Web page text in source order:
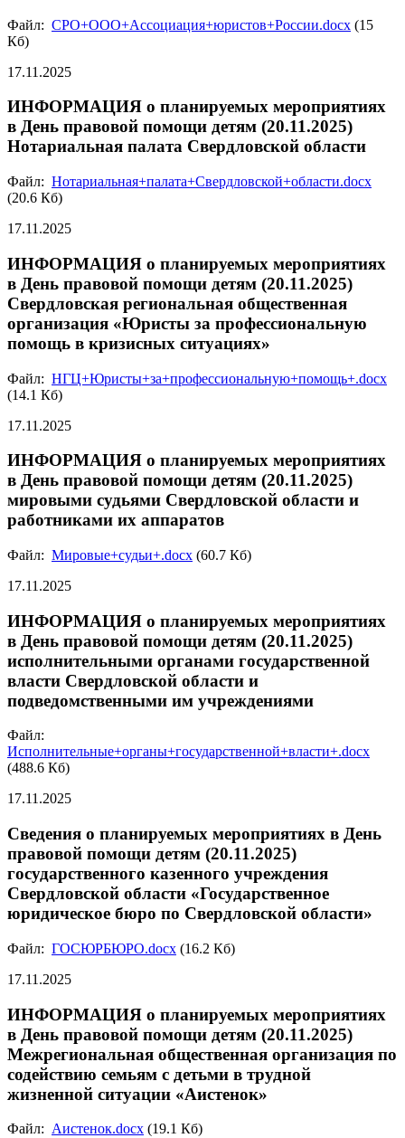
Файл: СРО+ООО+Ассоциация+юристов+России.docx (15
Кб)
17.11.2025
ИНФОРМАЦИЯ о планируемых мероприятиях
в День правовой помощи детям (20.11.2025)
Нотариальная палата Свердловской области
Файл: Нотариальная+палата+Свердловской+области.docx
(20.6 Кб)
17.11.2025
ИНФОРМАЦИЯ о планируемых мероприятиях
в День правовой помощи детям (20.11.2025)
Свердловская региональная общественная
организация «Юристы за профессиональную
помощь в кризисных ситуациях»
Файл: НГЦ+Юристы+за+профессиональную+помощь+.docx
(14.1 Кб)
17.11.2025
ИНФОРМАЦИЯ о планируемых мероприятиях
в День правовой помощи детям (20.11.2025)
мировыми судьями Свердловской области и
работниками их аппаратов
Файл: Мировые+судьи+.docx (60.7 Кб)
17.11.2025
ИНФОРМАЦИЯ о планируемых мероприятиях
в День правовой помощи детям (20.11.2025)
исполнительными органами государственной
власти Свердловской области и
подведомственными им учреждениями
Файл:
Исполнительные+органы+государственной+власти+.docx
(488.6 Кб)
17.11.2025
Сведения о планируемых мероприятиях в День
правовой помощи детям (20.11.2025)
государственного казенного учреждения
Свердловской области «Государственное
юридическое бюро по Свердловской области»
Файл: ГОСЮРБЮРО.docx (16.2 Кб)
17.11.2025
ИНФОРМАЦИЯ о планируемых мероприятиях
в День правовой помощи детям (20.11.2025)
Межрегиональная общественная организация по
содействию семьям с детьми в трудной
жизненной ситуации «Аистенок»
Файл: Аистенок.docx (19.1 Кб)